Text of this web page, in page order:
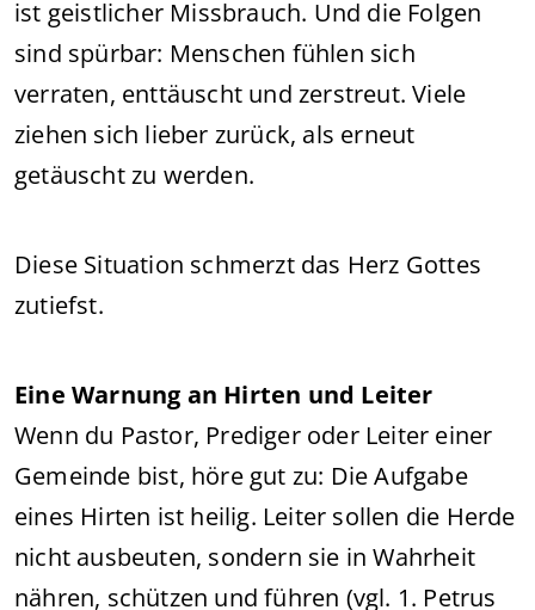
ist geistlicher Missbrauch. Und die Folgen
sind spürbar: Menschen fühlen sich
verraten, enttäuscht und zerstreut. Viele
ziehen sich lieber zurück, als erneut
getäuscht zu werden.
Diese Situation schmerzt das Herz Gottes
zutiefst.
Eine Warnung an Hirten und Leiter
Wenn du Pastor, Prediger oder Leiter einer
Gemeinde bist, höre gut zu: Die Aufgabe
eines Hirten ist heilig. Leiter sollen die Herde
nicht ausbeuten, sondern sie in Wahrheit
nähren, schützen und führen (vgl. 1. Petrus